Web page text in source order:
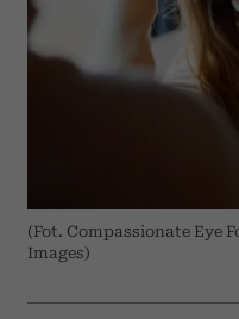
(Fot. Compassionate Eye
Images)